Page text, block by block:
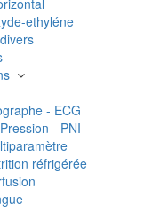
ethyléne
- ECG
- PNI
réfrigérée